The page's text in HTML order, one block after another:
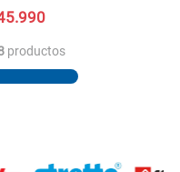
.990
productos